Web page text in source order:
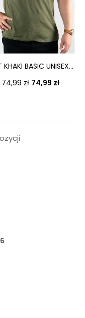
KHAKI BASIC UNISEX...
zł Cena
74,99 zł